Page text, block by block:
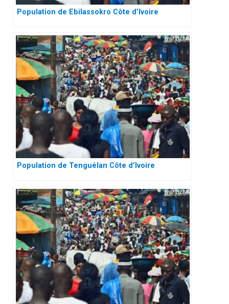
Population de Ebilassokro Côte d’Ivoire
Population de Tenguélan Côte d’Ivoire